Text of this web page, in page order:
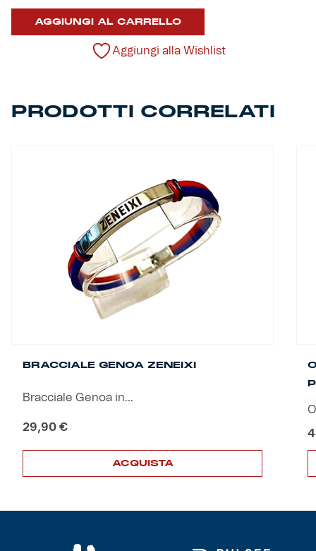
Kids
Caffè Boasi x Genoa
Helan x Genoa
Isolani x Genoa
Fortissimo batte il mio cuor
smaltato
quantità
AGGIUNGI AL CARRELLO
Aggiungi alla Wishlist
PRODOTTI CORRELATI
BRACCIALE GENOA ZENEIXI
Bracciale Genoa in...
29,90 €
ACQUISTA